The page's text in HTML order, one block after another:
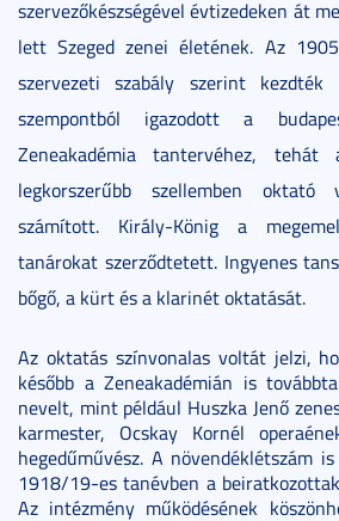
szervezőkészségével évtizedeken át
lett Szeged zenei életének. Az
szervezeti szabály szerint kezdték
szempontból igazodott a
Zeneakadémia tantervéhez,
legkorszerűbb szellemben oktató
számított. Király-König a
tanárokat szerződtetett. Ingyenes
bőgő, a kürt és a klarinét oktatását.
Az oktatás színvonalas voltát jelzi,
később a Zeneakadémián is
nevelt, mint például Huszka Jenő
karmester, Ocskay Kornél
hegedűművész. A növendéklétszám
1918/19-es tanévben a
Az intézmény működésének